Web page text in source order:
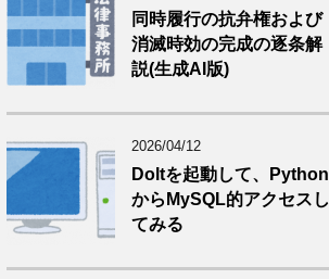
同時履行の抗弁権および
消滅時効の完成の逐条解
説(生成AI版)
2026/04/12
Doltを起動して、Python
からMySQL的アクセスし
てみる